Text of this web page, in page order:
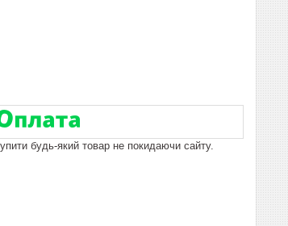
будь-який товар не покидаючи сайту.